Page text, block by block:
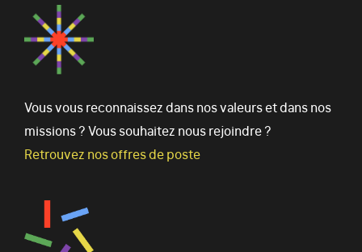
Vous vous reconnaissez dans nos valeurs et dans nos
missions ? Vous souhaitez nous rejoindre ?
Retrouvez nos offres de poste